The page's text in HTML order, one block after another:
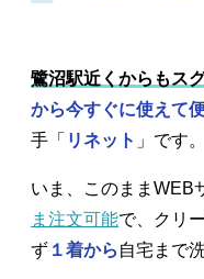
鷺沼駅近くからもス
から今すぐに使えて
手「 リネット 」です。
いま、このままWEB
ま注文可能で、クリ
ず １着から 自宅まで